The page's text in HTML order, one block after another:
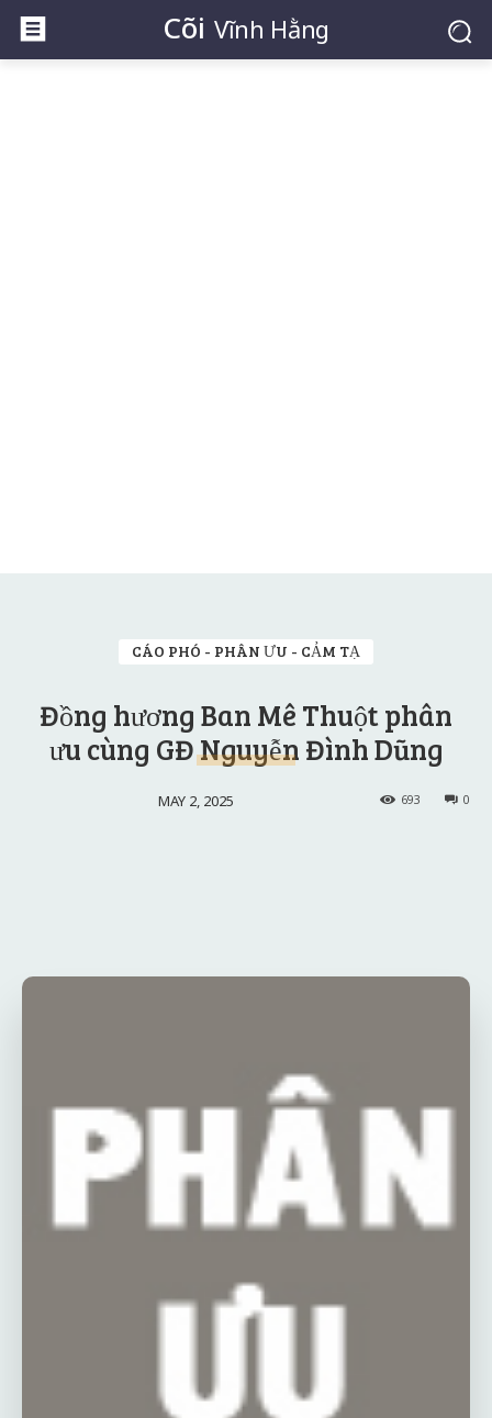
Cõi Vĩnh Hằng
CÁO PHÓ - PHÂN ƯU - CẢM TẠ
Đồng hương Ban Mê Thuột phân
ưu cùng GĐ Nguyễn Đình Dũng
MAY 2, 2025 0
693